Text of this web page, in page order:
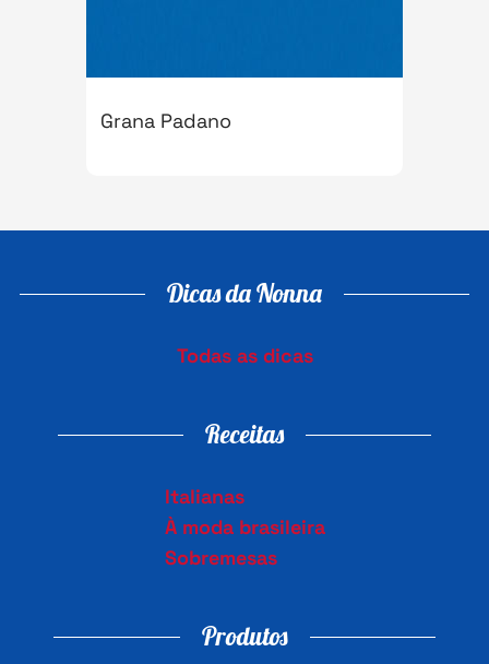
Grana Padano
Dicas da Nonna
Todas as dicas
Receitas
Italianas
À moda brasileira
Sobremesas
Produtos